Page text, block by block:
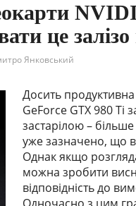
це залізо
Янковський
Досить
GeForce GTX 980 Ti
застарілою –
уже зазначено, що
Однак якщо
можна зробити
відповідність до